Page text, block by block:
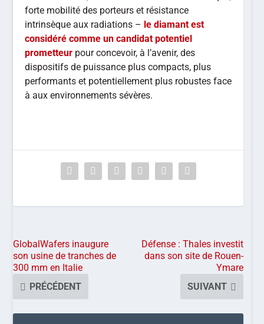
forte mobilité des porteurs et résistance
intrinsèque aux radiations – le diamant est
considéré comme un candidat potentiel
prometteur pour concevoir, à l’avenir, des
dispositifs de puissance plus compacts, plus
performants et potentiellement plus robustes face
à aux environnements sévères.
GlobalWafers inaugure
son usine de tranches de
300 mm en Italie
PRÉCÉDENT
Défense : Thales investit
dans son site de Rouen-
Ymare
SUIVANT